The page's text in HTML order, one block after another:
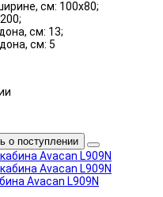
см: 100x80;
см: 13;
см: 5
о поступлении
Avacan L909N